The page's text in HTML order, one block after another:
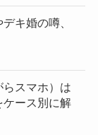
キ婚の噂、
らスマホ）は
ース別に解